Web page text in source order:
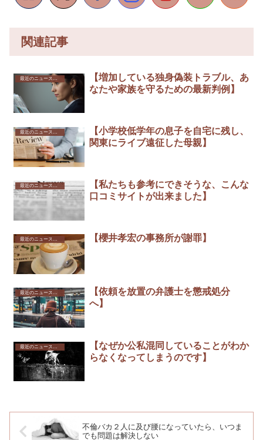
関連記事
【増加している独身偽装トラブル、あ
なたや家族を守るための最新判例】
【小学校低学年の息子を自宅に残し、
関東にライブ遠征した母親】
最近のニュースから
【私たちも参考にできそうな、こんな
口コミサイトが出来ました】
最近のニュースから 【櫻井孝宏の事務所が謝罪】
最近のニュースから
【依頼を放置の弁護士を懲戒処分
へ】
【なぜか公私混同していることがわか
らなくなってしまうのです】
不倫バカ２人に及び腰になっていたら、いつま
でも問題は解決しない